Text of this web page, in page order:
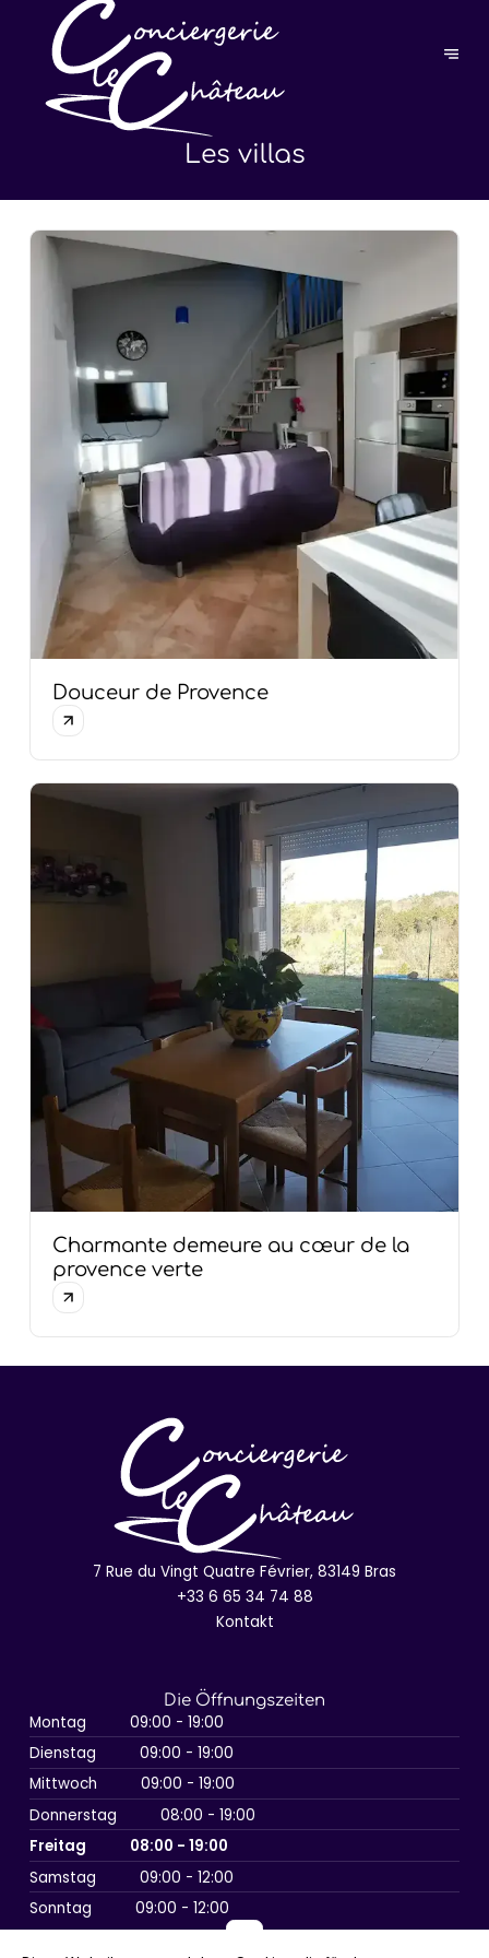
Les villas
Douceur de Provence
Charmante demeure au cœur de la
provence verte
7 Rue du Vingt Quatre Février, 83149 Bras
+33 6 65 34 74 88
Kontakt
Die Öffnungszeiten
Montag
09:00 - 19:00
Dienstag
09:00 - 19:00
Mittwoch
09:00 - 19:00
Donnerstag
08:00 - 19:00
Freitag
08:00 - 19:00
Samstag
09:00 - 12:00
Sonntag
09:00 - 12:00